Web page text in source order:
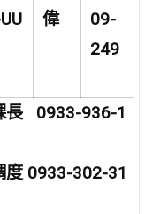
偉
09-
249
長 0933-936-1
度 0933-302-31